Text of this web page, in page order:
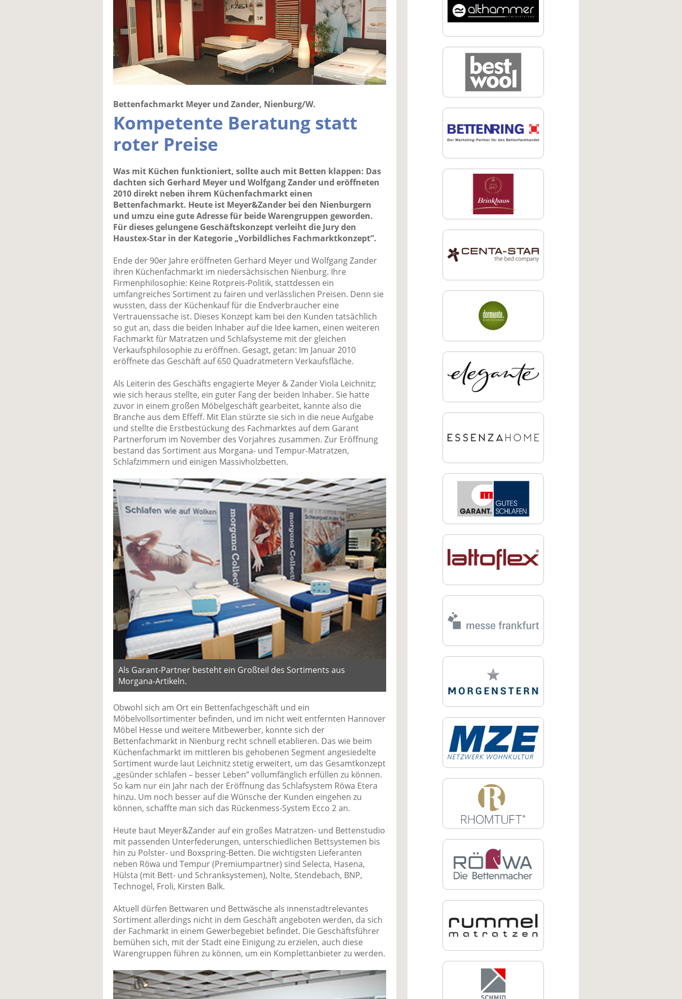
Bettenfachmarkt Meyer und Zander, Nienburg/W.
Kompetente Beratung statt
roter Preise
Was mit Küchen funktioniert, sollte auch mit Betten klappen: Das
dachten sich Gerhard Meyer und Wolfgang Zander und eröffneten
2010 direkt neben ihrem Küchenfachmarkt einen
Bettenfachmarkt. Heute ist Meyer&Zander bei den Nienburgern
und umzu eine gute Adresse für beide Warengruppen geworden.
Für dieses gelungene Geschäftskonzept verleiht die Jury den
Haustex-Star in der Kategorie „Vorbildliches Fachmarktkonzept”.
Ende der 90er Jahre eröffneten Gerhard Meyer und Wolfgang Zander
ihren Küchenfachmarkt im niedersächsischen Nienburg. Ihre
Firmenphilosophie: Keine Rotpreis-Politik, stattdessen ein
umfangreiches Sortiment zu fairen und verlässlichen Preisen. Denn sie
wussten, dass der Küchenkauf für die Endverbraucher eine
Vertrauenssache ist. Dieses Konzept kam bei den Kunden tatsächlich
so gut an, dass die beiden Inhaber auf die Idee kamen, einen weiteren
Fachmarkt für Matratzen und Schlafsysteme mit der gleichen
Verkaufsphilosophie zu eröffnen. Gesagt, getan: Im Januar 2010
eröffnete das Geschäft auf 650 Quadratmetern Verkaufsfläche.
Als Leiterin des Geschäfts engagierte Meyer & Zander Viola Leichnitz;
wie sich heraus stellte, ein guter Fang der beiden Inhaber. Sie hatte
zuvor in einem großen Möbelgeschäft gearbeitet, kannte also die
Branche aus dem Effeff. Mit Elan stürzte sie sich in die neue Aufgabe
und stellte die Erstbestückung des Fachmarktes auf dem Garant
Partnerforum im November des Vorjahres zusammen. Zur Eröffnung
bestand das Sortiment aus Morgana- und Tempur-Matratzen,
Schlafzimmern und einigen Massivholzbetten.
Als Garant-Partner besteht ein Großteil des Sortiments aus
Morgana-Artikeln.
Obwohl sich am Ort ein Bettenfachgeschäft und ein
Möbelvollsortimenter befinden, und im nicht weit entfernten Hannover
Möbel Hesse und weitere Mitbewerber, konnte sich der
Bettenfachmarkt in Nienburg recht schnell etablieren. Das wie beim
Küchenfachmarkt im mittleren bis gehobenen Segment angesiedelte
Sortiment wurde laut Leichnitz stetig erweitert, um das Gesamtkonzept
„gesünder schlafen – besser Leben” vollumfänglich erfüllen zu können.
So kam nur ein Jahr nach der Eröffnung das Schlafsystem Röwa Etera
hinzu. Um noch besser auf die Wünsche der Kunden eingehen zu
können, schaffte man sich das Rückenmess-System Ecco 2 an.
Heute baut Meyer&Zander auf ein großes Matratzen- und Bettenstudio
mit passenden Unterfederungen, unterschiedlichen Bettsystemen bis
hin zu Polster- und Boxspring-Betten. Die wichtigsten Lieferanten
neben Röwa und Tempur (Premiumpartner) sind Selecta, Hasena,
Hülsta (mit Bett- und Schranksystemen), Nolte, Stendebach, BNP,
Technogel, Froli, Kirsten Balk.
Aktuell dürfen Bettwaren und Bettwäsche als innenstadtrelevantes
Sortiment allerdings nicht in dem Geschäft angeboten werden, da sich
der Fachmarkt in einem Gewerbegebiet befindet. Die Geschäftsführer
bemühen sich, mit der Stadt eine Einigung zu erzielen, auch diese
Warengruppen führen zu können, um ein Komplettanbieter zu werden.